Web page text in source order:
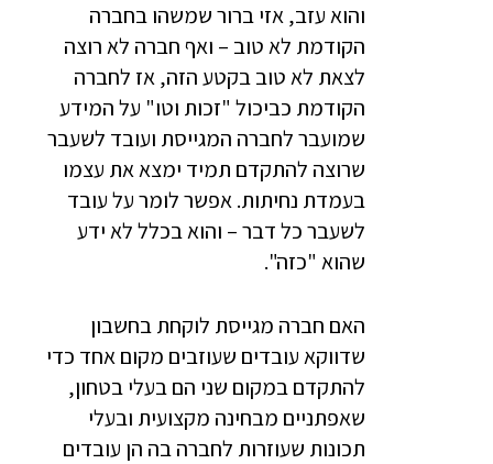
והוא עזב, אזי ברור שמשהו בחברה
הקודמת לא טוב – ואף חברה לא רוצה
לצאת לא טוב בקטע הזה, אז לחברה
הקודמת כביכול "זכות וטו" על המידע
שמועבר לחברה המגייסת ועובד לשעבר
שרוצה להתקדם תמיד ימצא את עצמו
בעמדת נחיתות. אפשר לומר על עובד
לשעבר כל דבר – והוא בכלל לא ידע
שהוא "כזה".
האם חברה מגייסת לוקחת בחשבון
שדווקא עובדים שעוזבים מקום אחד כדי
להתקדם במקום שני הם בעלי בטחון,
שאפתניים מבחינה מקצועית ובעלי
תכונות שעוזרות לחברה בה הן עובדים